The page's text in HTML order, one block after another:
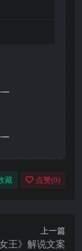
藏 点赞(0)
上一篇
王》解说文案